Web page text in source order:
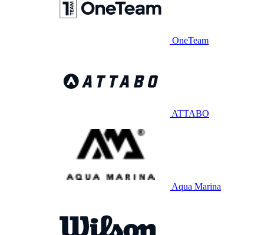
OneTeam
ATTABO
Aqua Marina